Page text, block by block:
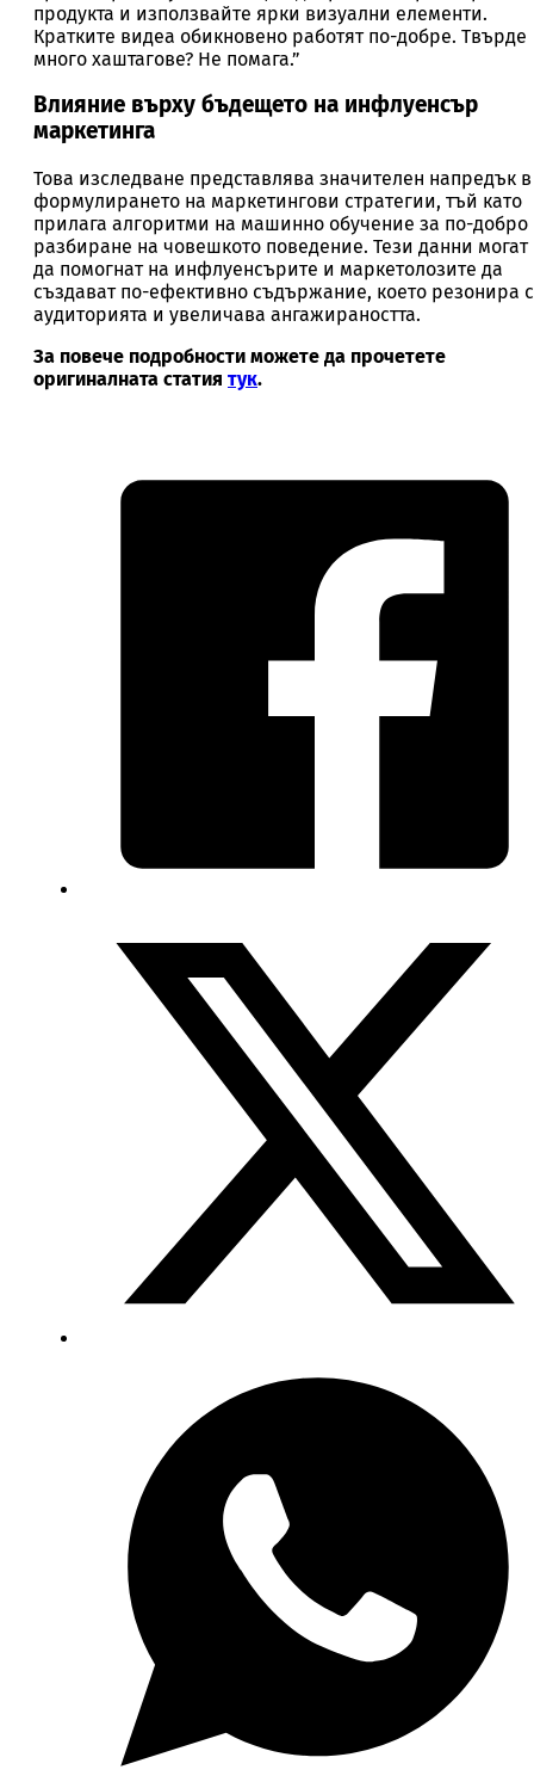
продукта и използвайте ярки визуални елементи.
Кратките видеа обикновено работят по-добре. Твърде
много хаштагове? Не помага.”
Влияние върху бъдещето на инфлуенсър
маркетинга
Това изследване представлява значителен напредък в
формулирането на маркетингови стратегии, тъй като
прилага алгоритми на машинно обучение за по-добро
разбиране на човешкото поведение. Тези данни могат
да помогнат на инфлуенсърите и маркетолозите да
създават по-ефективно съдържание, което резонира с
аудиторията и увеличава ангажираността.
За повече подробности можете да прочетете
оригиналната статия тук.